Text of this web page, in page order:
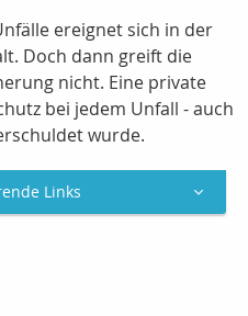
ereignet sich in der
Doch dann greift die
nicht. Eine private
bei jedem Unfall - auch
wurde.
Links